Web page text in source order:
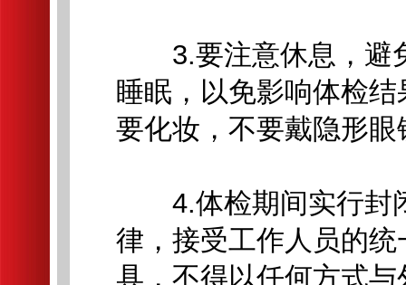
3.要注意休息，避
睡眠，以免影响体检
要化妆，不要戴隐形
4.体检期间实行封
律，接受工作人员的
具，不得以任何方式